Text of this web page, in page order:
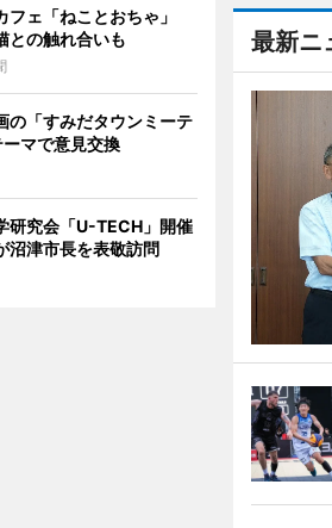
最新ニ
フェ「ねことおちゃ」
との触れ合いも
の「すみだタウンミーテ
マで意見交換
研究会「U-TECH」開催
津市長を表敬訪問